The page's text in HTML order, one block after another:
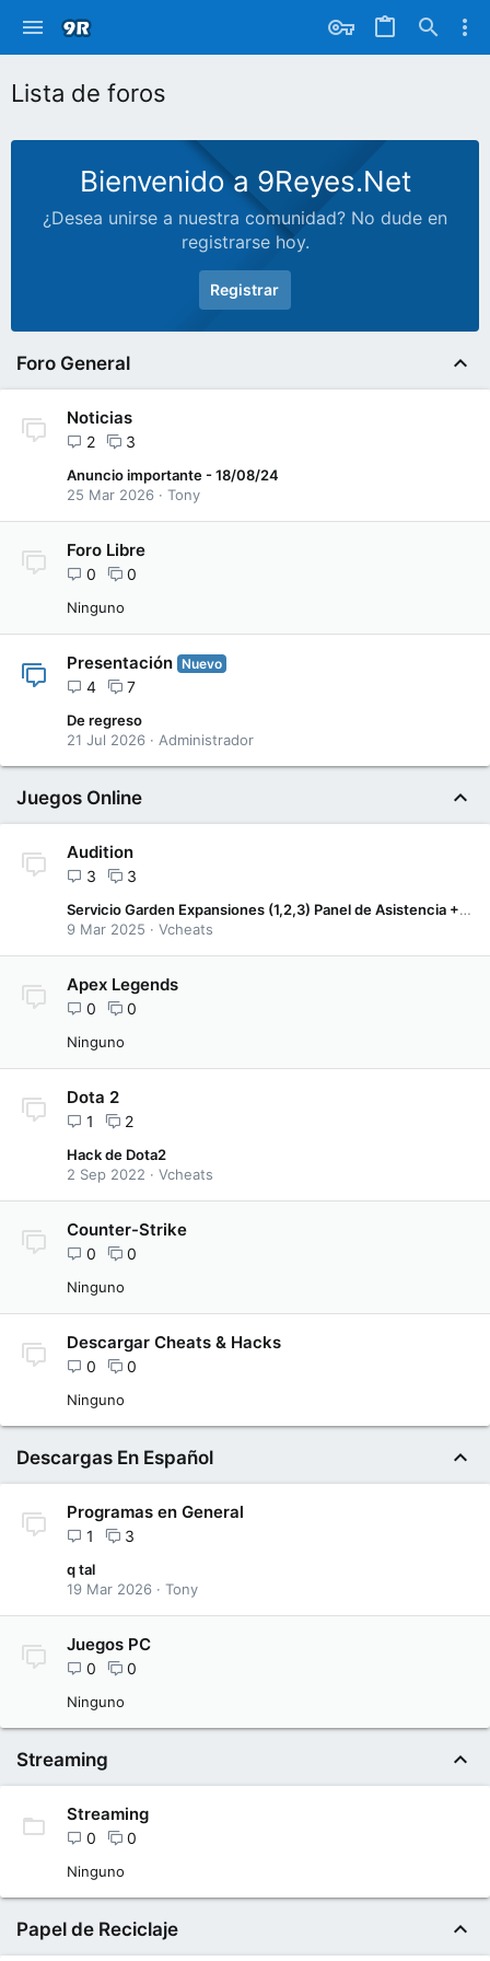
Lista de foros
Bienvenido a 9Reyes.Net
¿Desea unirse a nuestra comunidad? No dude en
registrarse hoy.
Registrar
Foro General
Noticias
2 3
Anuncio importante - 18/08/24
25 Mar 2026
Tony
Foro Libre
0 0
Ninguno
Presentación Nuevo
4 7
De regreso
21 Jul 2026
Administrador
Juegos Online
Audition
3 3
Servicio Garden Expansiones (1,2,3) Panel de Asistencia + Poroto + Accesorios | Audition Latino
9 Mar 2025
Vcheats
Apex Legends
0 0
Ninguno
Dota 2
1 2
Hack de Dota2
2 Sep 2022
Vcheats
Counter-Strike
0 0
Ninguno
Descargar Cheats & Hacks
0 0
Ninguno
Descargas En Español
Programas en General
1 3
q tal
19 Mar 2026
Tony
Juegos PC
0 0
Ninguno
Streaming
Streaming
0 0
Ninguno
Papel de Reciclaje